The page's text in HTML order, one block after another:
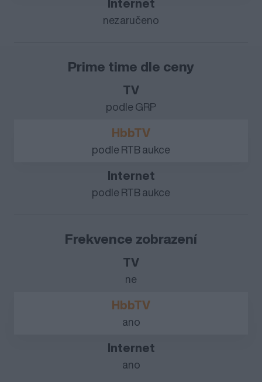
nezaručeno
Prime time dle ceny
podle GRP
podle RTB aukce
podle RTB aukce
Frekvence zobrazení
ne
ano
ano